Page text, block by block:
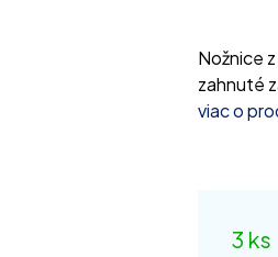
Nožnice
zahnuté
viac o
3 ks